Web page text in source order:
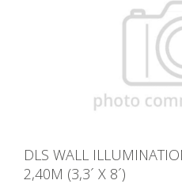
DLS WALL
2,40M (3,3´ X 8´)